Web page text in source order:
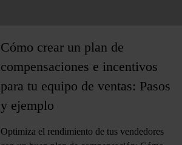
Cómo crear un plan de
compensaciones e incentivos
para tu equipo de ventas: Pasos
y ejemplo
Optimiza el rendimiento de tus vendedores